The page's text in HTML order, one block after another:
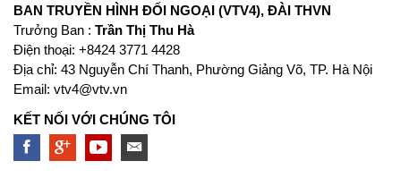
BAN TRUYỀN HÌNH ĐỐI NGOẠI (VTV4), ĐÀI THVN
Trưởng Ban : Trần Thị Thu Hà
Ðiện thoại: +8424 3771 4428
Địa chỉ: 43 Nguyễn Chí Thanh, Phường Giảng Võ, TP. Hà Nội
Email: vtv4@vtv.vn
KẾT NỐI VỚI CHÚNG TÔI